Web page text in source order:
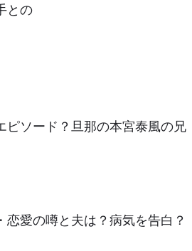
との
ピソード？旦那の本宮泰風の兄
恋愛の噂と夫は？病気を告白？